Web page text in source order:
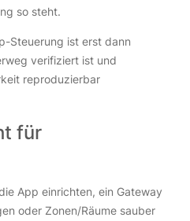
so steht.
Steuerung ist erst dann
verifiziert ist und
reproduzierbar
für
App einrichten, ein Gateway
oder Zonen/Räume sauber